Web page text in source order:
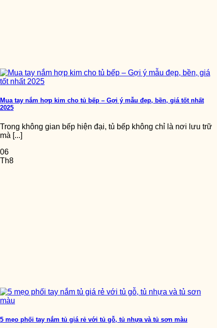
Mua tay nắm hợp kim cho tủ bếp – Gợi ý mẫu đẹp, bền, giá tốt nhất
2025
Trong không gian bếp hiện đại, tủ bếp không chỉ là nơi lưu trữ
mà [...]
06
Th8
5 mẹo phối tay nắm tủ giá rẻ với tủ gỗ, tủ nhựa và tủ sơn màu